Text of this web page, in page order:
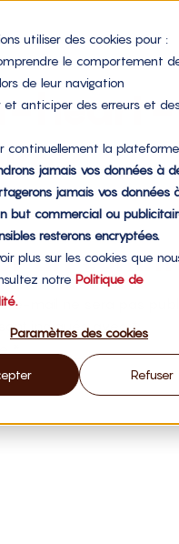
utiliser des cookies pour :
le comportement
de leur navigation
et anticiper des erreurs et
continuellement la plateforme
jamais vos données à
jamais vos données
but commercial ou
resterons encryptées.
plus sur les cookies que
notre Politique de
Paramètres des cookies
Refuser
heart-
un
e-mail ne sera pas
indiqués avec*